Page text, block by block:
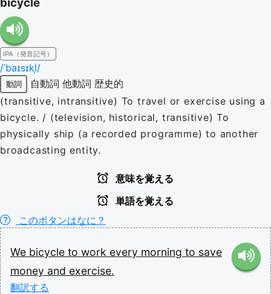
IPA（発音記号）
/ˈbaɪsɪkl̩/
動詞 自動詞 他動詞 歴史的
(transitive, intransitive) To travel or exercise using a
bicycle. / (television, historical, transitive) To
physically ship (a recorded programme) to another
broadcasting entity.
意味を覚える
単語を覚える
このボタンはなに？
We bicycle to work every morning to save
money and exercise.
翻訳する